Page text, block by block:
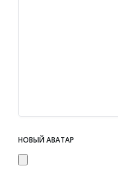
НОВЫЙ АВАТАР